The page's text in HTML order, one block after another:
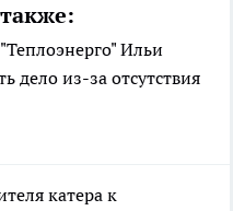
Ильи
дело из-за отсутствия
катера к